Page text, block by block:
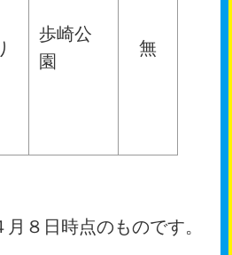
歩崎公
園
無
８日時点のものです。